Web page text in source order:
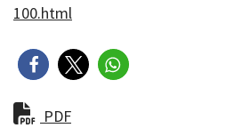
100.html
PDF